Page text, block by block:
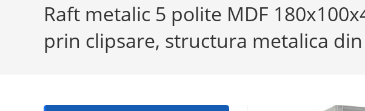
Raft metalic 5 polite MDF
prin clipsare, structura metalica